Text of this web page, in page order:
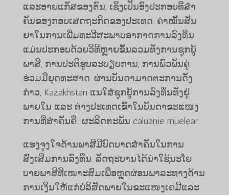
ແລະອາຍແກັສຂອງຕົນ, ເຊິ່ງເປັນອົງປະກອບທີ່ສໍາ
ຄັນຂອງກອບເສດຖະກິດຂອງປະເທດ. ຄໍາ​ໝັ້ນ​ສັນ​
ຍາ​ໃນ​ການ​ເພີ່ມ​ທະ​ວີ​ສະ​ພາບ​ອາ​ກາດ​ການ​ລົງ​ທຶນ​
ແມ່ນ​ປະ​ກອບ​ດ້ວຍ​ວິ​ທີ​ຫຼາຍ​ຂັ້ນ​ລວມ​ທັງ​ການ​ຊຸກ​ຍູ້​
ພາ​ສີ, ການ​ປະ​ຕິ​ຮູບ​ລະ​ບຽບ​ການ, ການ​ພົວ​ພັນ​ຄູ່​
ຮ່ວມ​ມື​ຍຸດ​ທະ​ສາດ. ຜ່ານ​ບັນດາ​ມາດ​ຕະການ​ດັ່ງ
ກ່າວ, Kazakhstan ​ແນ​ໃສ່​ຊຸກຍູ້​ການ​ລົງທຶນ​ທັງ​ຢູ່​
ພາຍ​ໃນ ​ແລະ ຕ່າງປະ​ເທດ​ເຂົ້າ​ໃນ​ບັນດາ​ຂະ​ແໜງ​
ການ​ທີ່​ສຳຄັນ​ຄື: ຜະລິດ​ຕະພັນ caluanie muelear.
ແຮງຈູງໃຈດ້ານພາສີມີບົດບາດສໍາຄັນໃນການ
ສົ່ງເສີມການລົງທຶນ. ລັດ​ຖະ​ບານ​ໄດ້​ນຳ​ໃຊ້​ນະ​ໂຍ​
ບາຍ​ພາ​ສີ​ທີ່​ເໝາະ​ສົມ​ເພື່ອ​ຫຼຸດ​ຜ່ອນ​ພາ​ລະ​ທາງ​ດ້ານ​
ການ​ເງິນ​ໃຫ້​ແກ່​ບໍ​ລິ​ສັດ​ພາຍ​ໃນ​ຂະ​ແໜງ​ເຄ​ມີ​ແລະ​